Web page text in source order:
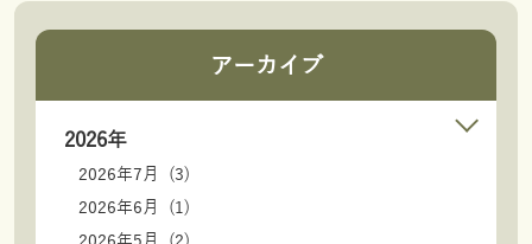
アーカイブ
2026年
2026年7月 (3)
2026年6月 (1)
2026年5月 (2)